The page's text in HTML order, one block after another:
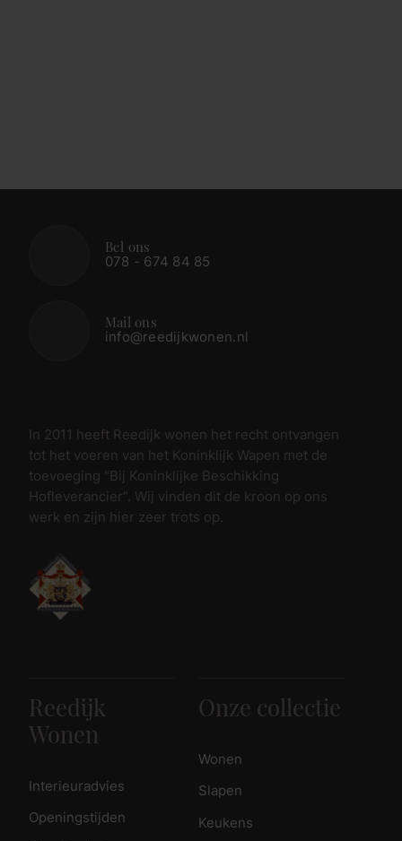
Bel ons
078 - 674 84 85
Mail ons
info@reedijkwonen.nl
In 2011 heeft Reedijk wonen het recht ontvangen
tot het voeren van het Koninklijk Wapen met de
toevoeging “Bij Koninklijke Beschikking
Hofleverancier”. Wij vinden dit de kroon op ons
werk en zijn hier zeer trots op.
Reedijk
Wonen
Interieuradvies
Openingstijden
Onze collectie
Wonen
Slapen
Keukens